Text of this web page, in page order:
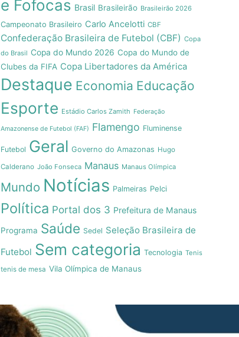
e Fofocas Brasil Brasileirão Brasileirão 2026
Campeonato Brasileiro Carlo Ancelotti CBF
Confederação Brasileira de Futebol (CBF) Copa
do Brasil Copa do Mundo 2026 Copa do Mundo de
Clubes da FIFA Copa Libertadores da América
Destaque Economia Educação
Esporte Estádio Carlos Zamith Federação
Amazonense de Futebol (FAF) Flamengo Fluminense
Futebol Geral Governo do Amazonas Hugo
Calderano João Fonseca Manaus Manaus Olímpica
Mundo Notícias Palmeiras Pelci
Política Portal dos 3 Prefeitura de Manaus
Programa Saúde Sedel Seleção Brasileira de
Futebol Sem categoria Tecnologia Tenis
tenis de mesa Vila Olímpica de Manaus